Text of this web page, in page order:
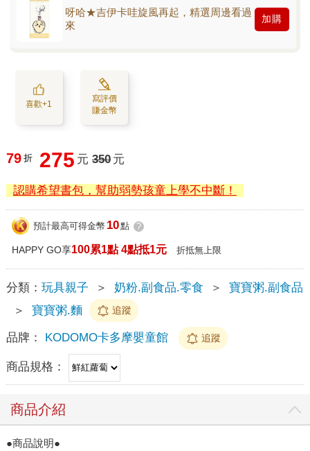
呀哈★吉伊卡哇旋風再起，精選周邊看過
來
加購
喜歡+1
寫評價
賺金幣
79 折 275 元 350 元
認購希望書包，幫助弱勢孩童上學不中斷！
預計最高可得金幣 10點 ?
HAPPY GO享100累1點 4點抵1元 折抵無上限
分類： 玩具親子 ＞ 奶粉.副食品.零食 ＞
寶寶粥.副食品
＞
寶寶粥.麵 追蹤
品牌： KODOMO卡多摩嬰童館 追蹤
商品規格：
商品介紹
●商品說明●